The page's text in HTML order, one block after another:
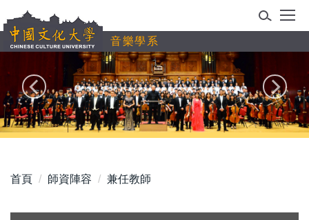
到
主
內
容
區
音樂學系
首頁 師資陣容 兼任教師